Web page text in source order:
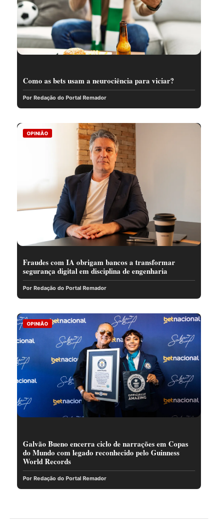
Como as bets usam a neurociência para viciar?
Por Redação do Portal Remador
OPINIÃO
Fraudes com IA obrigam bancos a transformar
segurança digital em disciplina de engenharia
Por Redação do Portal Remador
OPINIÃO
Galvão Bueno encerra ciclo de narrações em Copas
do Mundo com legado reconhecido pelo Guinness
World Records
Por Redação do Portal Remador